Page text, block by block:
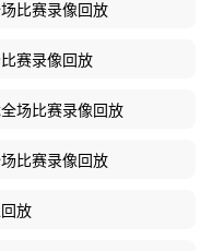
比赛录像回放
赛录像回放
场比赛录像回放
比赛录像回放
放